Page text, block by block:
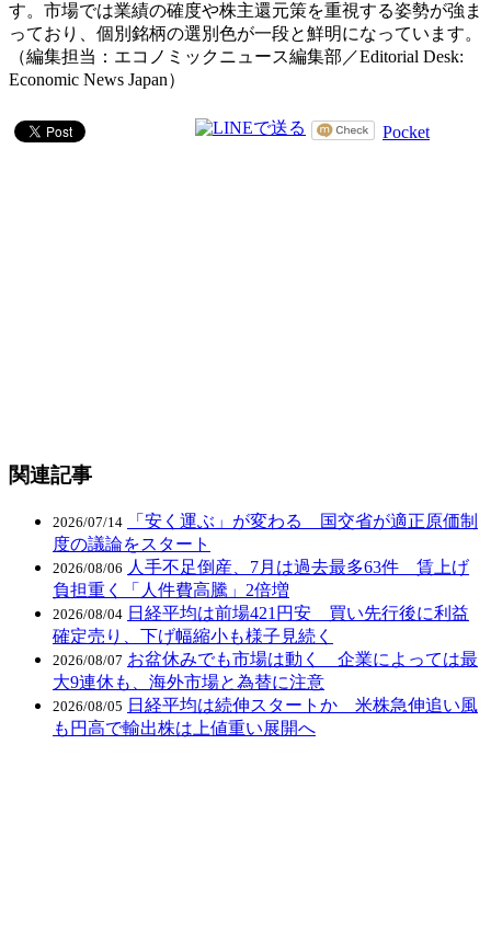
す。市場では業績の確度や株主還元策を重視する姿勢が強ま
っており、個別銘柄の選別色が一段と鮮明になっています。
（編集担当：エコノミックニュース編集部／Editorial Desk:
Economic News Japan）
Pocket
関連記事
2026/07/14
「安く運ぶ」が変わる 国交省が適正原価制
度の議論をスタート
2026/08/06 人手不足倒産、7月は過去最多63件 賃上げ
負担重く「人件費高騰」2倍増
2026/08/04 日経平均は前場421円安 買い先行後に利益
確定売り、下げ幅縮小も様子見続く
2026/08/07 お盆休みでも市場は動く 企業によっては最
大9連休も、海外市場と為替に注意
2026/08/05 日経平均は続伸スタートか 米株急伸追い風
も円高で輸出株は上値重い展開へ